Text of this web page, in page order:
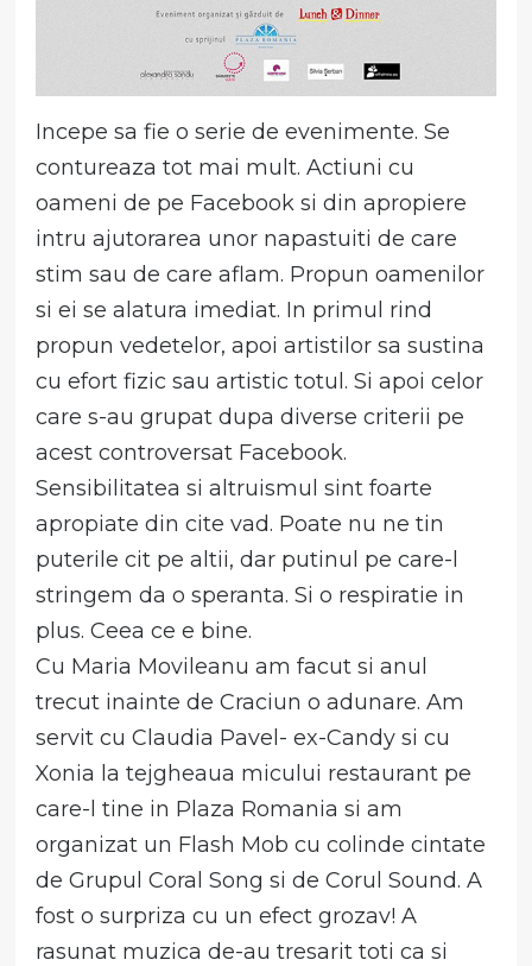
Incepe sa fie o serie de evenimente. Se
contureaza tot mai mult. Actiuni cu
oameni de pe Facebook si din apropiere
intru ajutorarea unor napastuiti de care
stim sau de care aflam. Propun oamenilor
si ei se alatura imediat. In primul rind
propun vedetelor, apoi artistilor sa sustina
cu efort fizic sau artistic totul. Si apoi celor
care s-au grupat dupa diverse criterii pe
acest controversat Facebook.
Sensibilitatea si altruismul sint foarte
apropiate din cite vad. Poate nu ne tin
puterile cit pe altii, dar putinul pe care-l
stringem da o speranta. Si o respiratie in
plus. Ceea ce e bine.
Cu Maria Movileanu am facut si anul
trecut inainte de Craciun o adunare. Am
servit cu Claudia Pavel- ex-Candy si cu
Xonia la tejgheaua micului restaurant pe
care-l tine in Plaza Romania si am
organizat un Flash Mob cu colinde cintate
de Grupul Coral Song si de Corul Sound. A
fost o surpriza cu un efect grozav! A
rasunat muzica de-au tresarit toti ca si